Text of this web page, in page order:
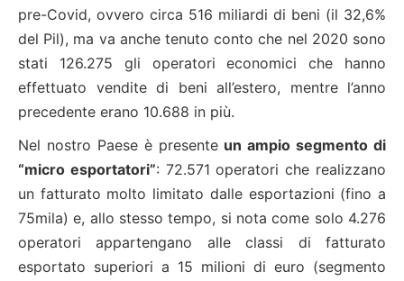
pre-Covid, ovvero circa 516 miliardi di beni (il 32,6%
del Pil), ma va anche tenuto conto che nel 2020 sono
stati 126.275 gli operatori economici che hanno
effettuato vendite di beni all’estero, mentre l’anno
precedente erano 10.688 in più.
Nel nostro Paese è presente un ampio segmento di
“micro esportatori”: 72.571 operatori che realizzano
un fatturato molto limitato dalle esportazioni (fino a
75mila) e, allo stesso tempo, si nota come solo 4.276
operatori appartengano alle classi di fatturato
esportato superiori a 15 milioni di euro (segmento